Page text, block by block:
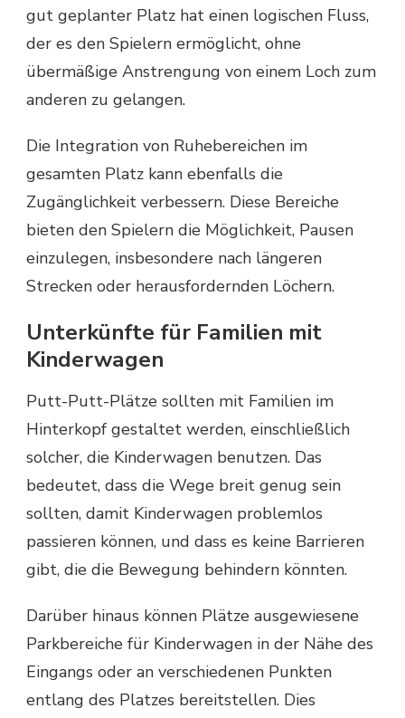
gut geplanter Platz hat einen logischen Fluss,
der es den Spielern ermöglicht, ohne
übermäßige Anstrengung von einem Loch zum
anderen zu gelangen.
Die Integration von Ruhebereichen im
gesamten Platz kann ebenfalls die
Zugänglichkeit verbessern. Diese Bereiche
bieten den Spielern die Möglichkeit, Pausen
einzulegen, insbesondere nach längeren
Strecken oder herausfordernden Löchern.
Unterkünfte für Familien mit
Kinderwagen
Putt-Putt-Plätze sollten mit Familien im
Hinterkopf gestaltet werden, einschließlich
solcher, die Kinderwagen benutzen. Das
bedeutet, dass die Wege breit genug sein
sollten, damit Kinderwagen problemlos
passieren können, und dass es keine Barrieren
gibt, die die Bewegung behindern könnten.
Darüber hinaus können Plätze ausgewiesene
Parkbereiche für Kinderwagen in der Nähe des
Eingangs oder an verschiedenen Punkten
entlang des Platzes bereitstellen. Dies